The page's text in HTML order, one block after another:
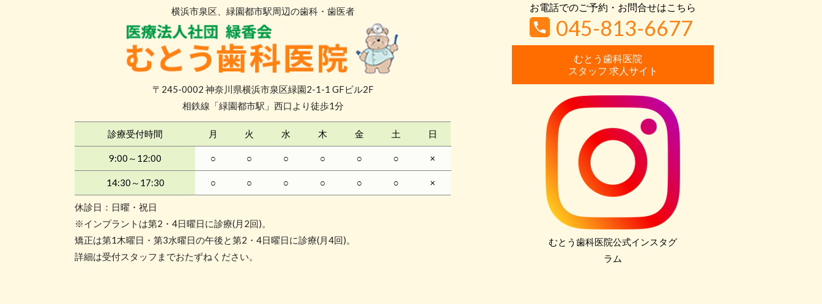
横浜市泉区、緑園都市駅周辺の歯科・歯医者
〒245-0002 神奈川県横浜市泉区緑園2-1-1 GFビル2F
相鉄線「緑園都市駅」西口より徒歩1分
診療受付時間 月 火 水 木 金 土 日
9:00～12:00 ○ ○ ○ ○ ○ ○ ×
14:30～17:30 ○ ○ ○ ○ ○ ○ ×
休診日：日曜・祝日
※インプラントは第2・4日曜日に診療(月2回)。
矯正は第1木曜日・第3水曜日の午後と第2・4日曜日に診療(月4回)。
詳細は受付スタッフまでおたずねください。
お電話でのご予約・お問合せはこちら
045-813-6677
むとう歯科医院
スタッフ 求人サイト
むとう歯科医院公式インスタグ
ラム